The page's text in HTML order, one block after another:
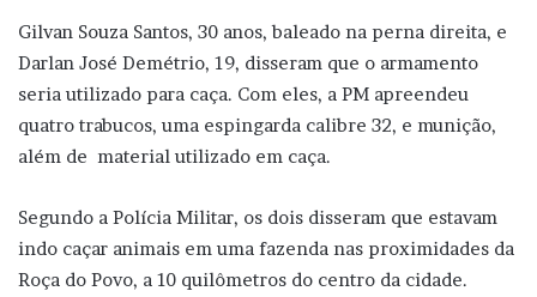
Gilvan Souza Santos, 30 anos, baleado na perna direita, e
Darlan José Demétrio, 19, disseram que o armamento
seria utilizado para caça. Com eles, a PM apreendeu
quatro trabucos, uma espingarda calibre 32, e munição,
além de material utilizado em caça.
Segundo a Polícia Militar, os dois disseram que estavam
indo caçar animais em uma fazenda nas proximidades da
Roça do Povo, a 10 quilômetros do centro da cidade.